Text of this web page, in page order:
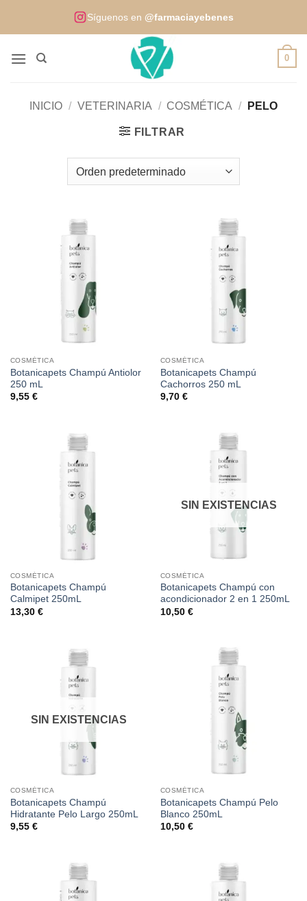
Síguenos en @farmaciayebenes
0
INICIO / VETERINARIA / COSMÉTICA / PELO
FILTRAR
COSMÉTICA
Botanicapets Champú Antiolor
250 mL
9,55 €
COSMÉTICA
Botanicapets Champú
Cachorros 250 mL
9,70 €
COSMÉTICA
Botanicapets Champú
Calmipet 250mL
13,30 €
SIN EXISTENCIAS
COSMÉTICA
Botanicapets Champú con
acondicionador 2 en 1 250mL
10,50 €
SIN EXISTENCIAS
COSMÉTICA
Botanicapets Champú
Hidratante Pelo Largo 250mL
9,55 €
COSMÉTICA
Botanicapets Champú Pelo
Blanco 250mL
10,50 €